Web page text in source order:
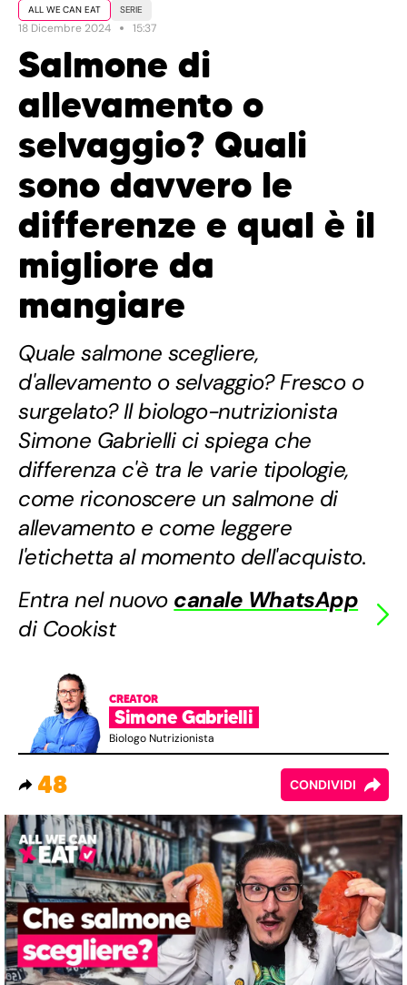
ALL WE CAN EAT SERIE
18 Dicembre 2024 15:37
Salmone di
allevamento o
selvaggio? Quali
sono davvero le
differenze e qual è il
migliore da
mangiare
Quale salmone scegliere,
d'allevamento o selvaggio? Fresco o
surgelato? Il biologo-nutrizionista
Simone Gabrielli ci spiega che
differenza c'è tra le varie tipologie,
come riconoscere un salmone di
allevamento e come leggere
l'etichetta al momento dell'acquisto.
Entra nel nuovo canale WhatsApp
di Cookist
CREATOR
Simone Gabrielli
Biologo Nutrizionista
48 CONDIVIDI